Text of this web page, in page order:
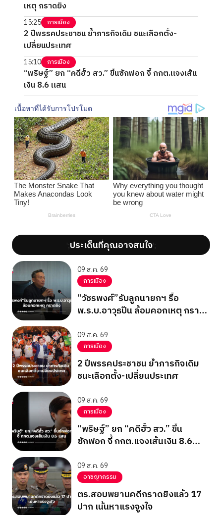
เหตุ กราดยิง
15:25 การเมือง
2 ปีพรรคประชาชน ย้ำภารกิจเดิม ชนะเลือกตั้ง-
เปลี่ยนประเทศ
15:10 การเมือง
“พริษฐ์” ยก “คดีฮั้ว สว.” ขึ้นซักฟอก จี้ กกต.แจงเส้น
เงิน 8.6 แสน
';ประเด็นที่คุณอาจสนใจ';
09 ส.ค. 69
การเมือง
“วัชรพงศ์”รับลูกนายกฯ รื้อ
พ.ร.บ.อาวุธปืน ล้อมคอกเหตุ กราด
09 ส.ค. 69
การเมือง
2 ปีพรรคประชาชน ย้ำภารกิจเดิม
ชนะเลือกตั้ง-เปลี่ยนประเทศ
09 ส.ค. 69
การเมือง
“พริษฐ์” ยก “คดีฮั้ว สว.” ขึ้น
ซักฟอก จี้ กกต.แจงเส้นเงิน 8.6
09 ส.ค. 69
อาชญากรรม
ตร.สอบพยานคดีกราดยิงแล้ว 17
ปาก เน้นหาแรงจูงใจ